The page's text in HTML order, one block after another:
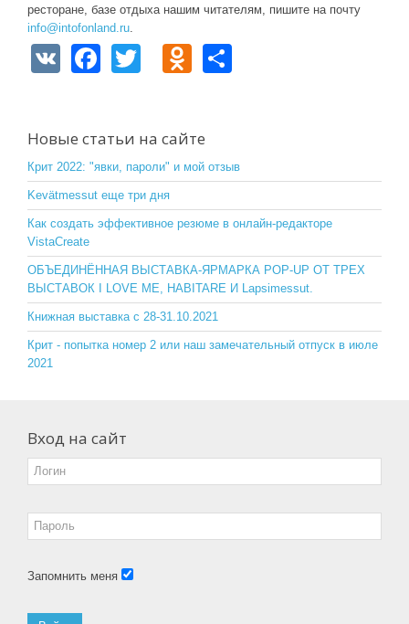
ресторане, базе отдыха нашим читателям, пишите на почту
info@intofonland.ru.
V
F
e
b
o
o
k
er
O
o
kl
a
ss
ni
ki
Новые статьи на сайте
Крит 2022: "явки, пароли" и мой отзыв
Kevätmessut еще три дня
Как создать эффективное резюме в онлайн-редакторе
VistaCreate
ОБЪЕДИНЁННАЯ ВЫСТАВКА-ЯРМАРКА POP-UP ОТ ТРЕХ
ВЫСТАВОК I LOVE ME, HABITARE И Lapsimessut.
Книжная выставка с 28-31.10.2021
Крит - попытка номер 2 или наш замечательный отпуск в июле
2021
Вход на сайт
Запомнить меня